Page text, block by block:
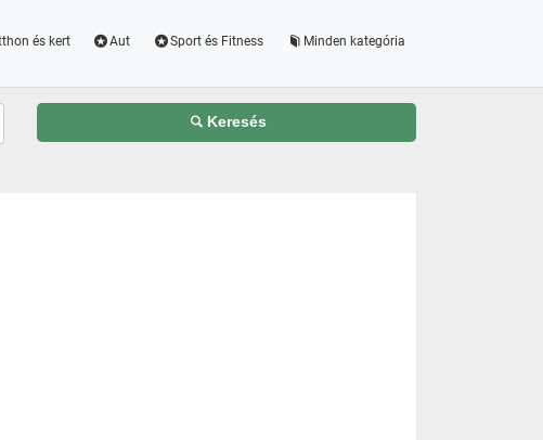
és kert Aut Sport és Fitness Minden kategória
Keresés